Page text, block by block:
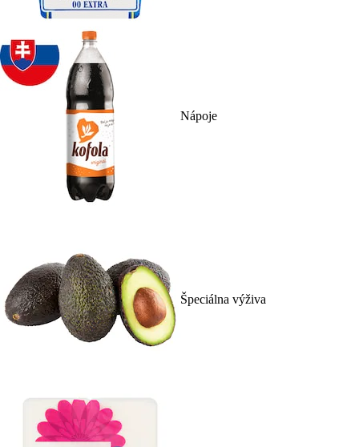
Nápoje
Špeciálna výživa